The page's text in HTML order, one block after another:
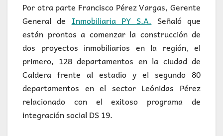
Por otra parte Francisco Pérez Vargas, Gerente
General de Inmobiliaria PY S.A. Señaló que
están prontos a comenzar la construcción de
dos proyectos inmobiliarios en la región, el
primero, 128 departamentos en la ciudad de
Caldera frente al estadio y el segundo 80
departamentos en el sector Leónidas Pérez
relacionado con el exitoso programa de
integración social DS 19.